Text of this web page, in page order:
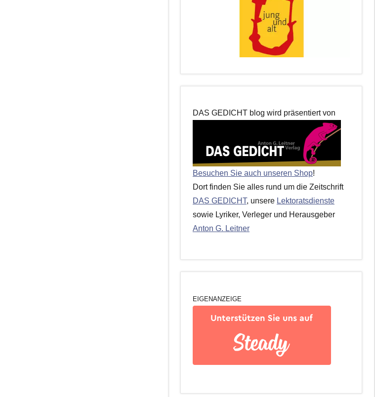
DAS GEDICHT blog wird präsentiert von
Besuchen Sie auch unseren Shop!
Dort finden Sie alles rund um die Zeitschrift
DAS GEDICHT, unsere Lektoratsdienste
sowie Lyriker, Verleger und Herausgeber
Anton G. Leitner
EIGENANZEIGE